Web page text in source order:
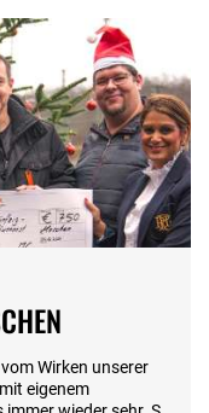
Wirken unserer
eigenem